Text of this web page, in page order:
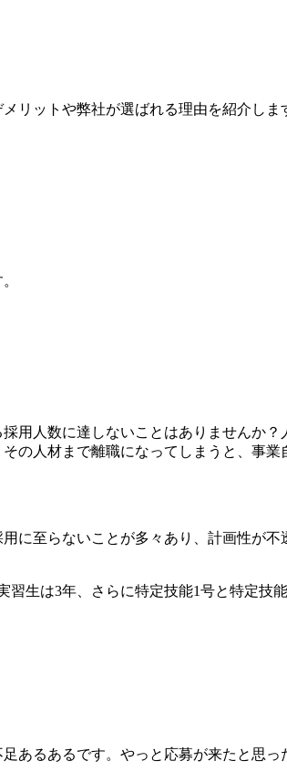
リットや弊社が選ばれる理由を紹介しま
用人数に達しないことはありませんか
の人材まで離職になってしまうと、事業
に至らないことが多々あり、計画性が
生は3年、さらに特定技能1号と特定
あるあるです。やっと応募が来たと思